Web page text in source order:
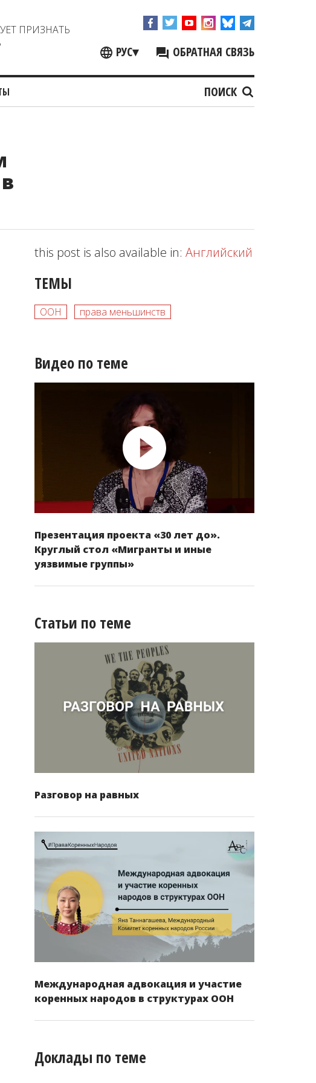
ПРИЗНАТЬ
РУС▾ ОБРАТНАЯ СВЯЗЬ
ПОИСК
this post is also available in: Английский
ТЕМЫ
ООН права меньшинств
Видео по теме
Презентация проекта «30 лет до».
Круглый стол «Мигранты и иные
уязвимые группы»
Статьи по теме
Разговор на равных
Международная адвокация и участие
коренных народов в структурах ООН
Доклады по теме